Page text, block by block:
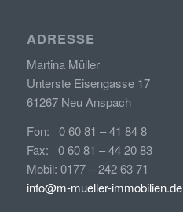
ADRESSE
Martina Müller
Unterste Eisengasse 17
61267 Neu Anspach
Fon: 0 60 81 – 41 84 8
Fax: 0 60 81 – 44 20 83
Mobil: 0177 – 242 63 71
info@m-mueller-immobilien.de